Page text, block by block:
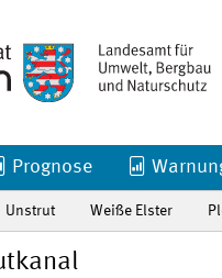
Prognose
Unstrut Weiße Elster